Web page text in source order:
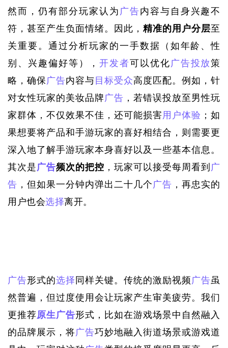
然而，仍有部分玩家认为 广告内容与自身兴趣不
符，甚至产生负面情绪。因此，精准的用户分层至
关重要。通过分析玩家的一手数据（如年龄、性
别、兴趣偏好等）， 开发者可以优化 广告投放策
略，确保 广告内容与 目标受众高度匹配。例如，针
对女性玩家的美妆品牌 广告 ，若错误投放至男性玩
家群体，不仅效果不佳，还可能损害用户体验 ；如
果想要将产品和手游玩家的喜好相结合，则需要更
深入地了解手游玩家本身喜好以及一些基本信息。
其次是广告频次的把控 ，玩家可以接受每周看到 广
告 ，但如果一分钟内弹出二十几个 广告 ，再忠实的
用户也会选择离开。
广告形式的选择 同样关键。传统的激励视频 广告虽
然普遍，但过度使用会让玩家产生审美疲劳。我们
更推荐原生广告形式，比如在游戏场景中自然融入
的品牌展示，将广告巧妙地融入街道场景或游戏道